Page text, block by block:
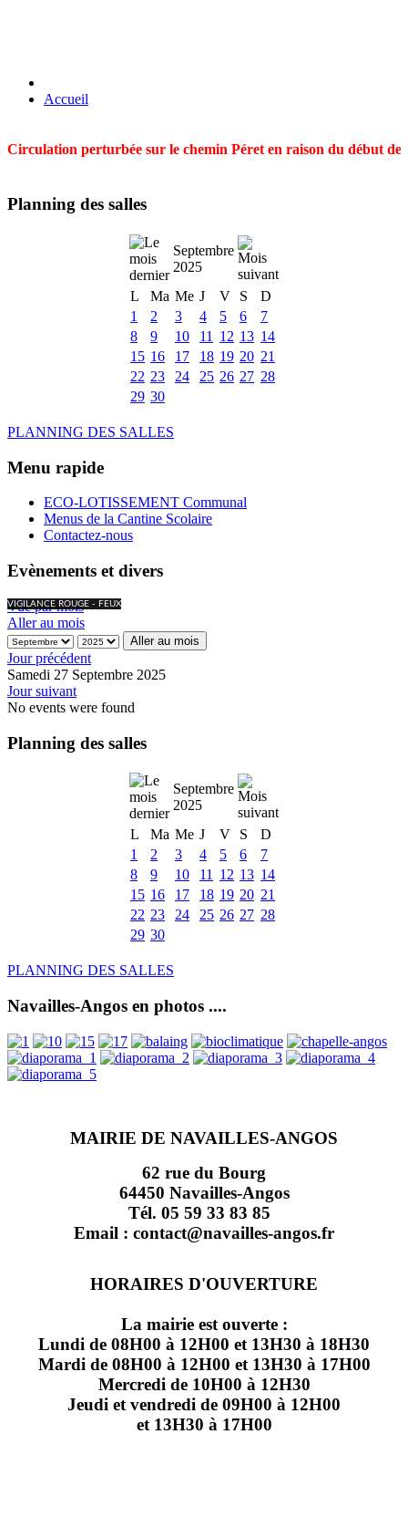
Accueil
Circulation perturbée sur le chemin Péret en raison du début
Planning des salles
Septembre
2025
L
Ma Me J V S
D
1
2 3 4 5 6
7
8
9 10 11 12 13 14
15 16 17 18 19 20 21
22 23 24 25 26 27 28
29 30
PLANNING DES SALLES
Menu rapide
ECO-LOTISSEMENT Communal
Menus de la Cantine Scolaire
Contactez-nous
Evènements et divers
VIGILANCE ROUGE - FEUX
Vue par mois
Aller au mois
Aller au mois
Jour précédent
Samedi 27 Septembre 2025
Jour suivant
No events were found
Planning des salles
Septembre
2025
L
Ma Me J V S
D
1
2 3 4 5 6
7
8
9 10 11 12 13 14
15 16 17 18 19 20 21
22 23 24 25 26 27 28
29 30
PLANNING DES SALLES
Navailles-Angos en photos ....
MAIRIE DE NAVAILLES-ANGOS
62 rue du Bourg
64450 Navailles-Angos
Tél. 05 59 33 83 85
Email : contact@navailles-angos.fr
HORAIRES D'OUVERTURE
La mairie est ouverte :
Lundi de 08H00 à 12H00 et 13H30 à 18H30
Mardi de 08H00 à 12H00 et 13H30 à 17H00
Mercredi de 10H00 à 12H30
Jeudi et vendredi de 09H00 à 12H00
et 13H30 à 17H00